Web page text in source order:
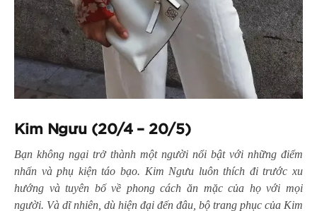
Kim Ngưu (20/4 – 20/5)
Bạn không ngại trở thành một người nổi bật với những điểm
nhấn và phụ kiện táo bạo. Kim Ngưu luôn thích đi trước xu
hướng và tuyên bố về phong cách ăn mặc của họ với mọi
người. Và dĩ nhiên, dù hiện đại đến đâu, bộ trang phục của Kim